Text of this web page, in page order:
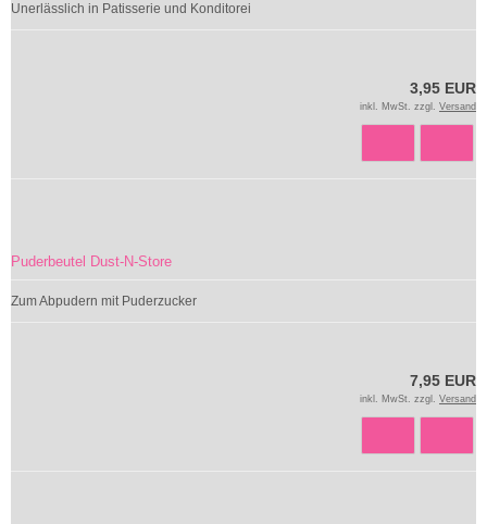
Unerlässlich in Patisserie und Konditorei
3,95 EUR
inkl. MwSt. zzgl. Versand
Puderbeutel Dust-N-Store
Zum Abpudern mit Puderzucker
7,95 EUR
inkl. MwSt. zzgl. Versand